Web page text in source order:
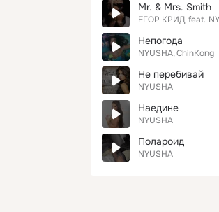
Mr. & Mrs. Smith
ЕГОР КРИД feat.
Непогода
NYUSHA ChinKong
Не перебивай
NYUSHA
Наедине
NYUSHA
Полароид
NYUSHA